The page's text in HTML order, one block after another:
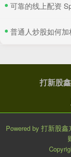
可靠的线上配资
普通人炒股如何加杠杆 华润
打新股
Powered by 打新股鑫